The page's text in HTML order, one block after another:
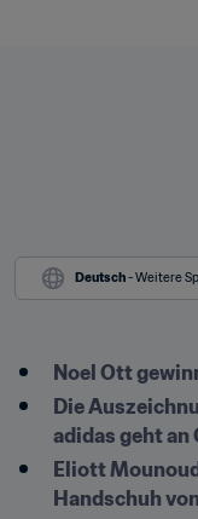
Deutsch - Weitere
Noel Ott
Die
adidas geht an
Eliott
Handschuh